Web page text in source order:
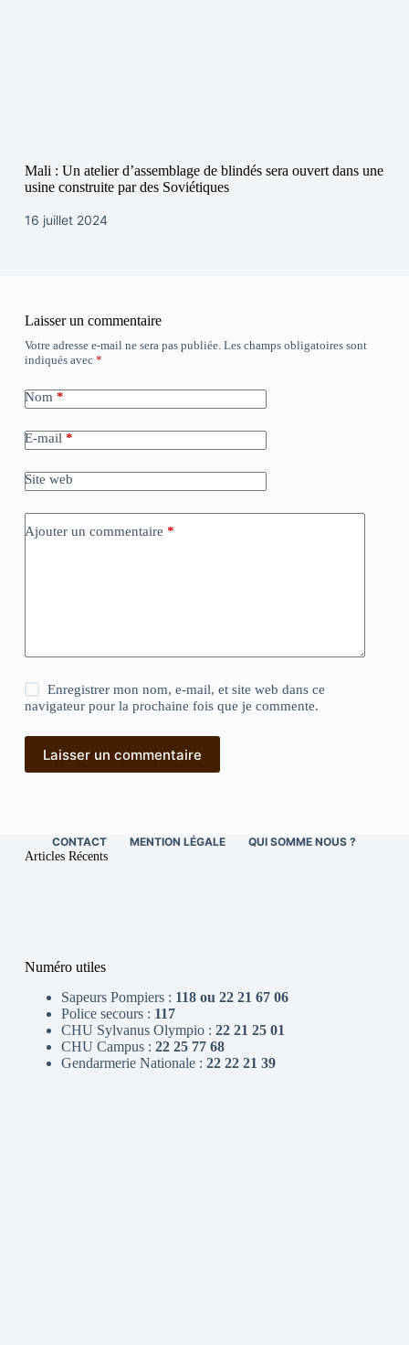
Mali : Un atelier d’assemblage de blindés sera ouvert dans une
usine construite par des Soviétiques
16 juillet 2024
Laisser un commentaire
Votre adresse e-mail ne sera pas publiée. Les champs obligatoires sont
indiqués avec *
Nom *
E-mail *
Site web
Ajouter un commentaire *
Enregistrer mon nom, e-mail, et site web dans ce
navigateur pour la prochaine fois que je commente.
Laisser un commentaire
CONTACT MENTION LÉGALE QUI SOMME NOUS ?
Articles Récents
Numéro utiles
Sapeurs Pompiers : 118 ou 22 21 67 06
Police secours : 117
CHU Sylvanus Olympio : 22 21 25 01
CHU Campus : 22 25 77 68
Gendarmerie Nationale : 22 22 21 39